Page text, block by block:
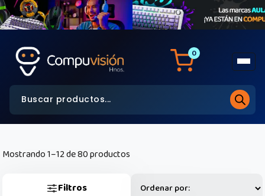
0
Mostrando 1–12 de 80 productos
Filtros